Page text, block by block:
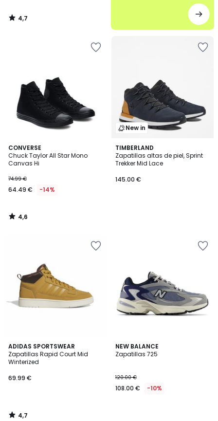
4,7
/
CONVERSE
Chuck Taylor All Star Mono
Canvas Hi
74.99 €
64.49 € -14%
4,6
/ 5
4,6
/
New in
TIMBERLAND
Zapatillas altas de piel, Sprint
Trekker Mid Lace
145.00 €
ADIDAS SPORTSWEAR
Zapatillas Rapid Court Mid
Winterized
69.99 €
4,7
/ 5
4,7
/
NEW BALANCE
Zapatillas 725
120.00 €
108.00 € -10%